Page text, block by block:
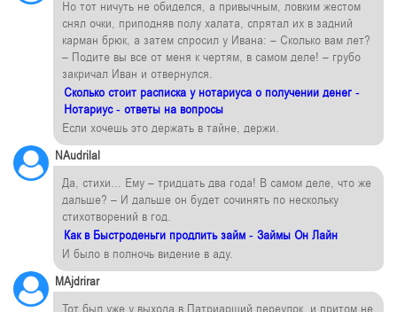
Но тот ничуть не обиделся, а привычным, ловким жестом
снял очки, приподняв полу халата, спрятал их в задний
карман брюк, а затем спросил у Ивана: – Сколько вам лет?
– Подите вы все от меня к чертям, в самом деле! – грубо
закричал Иван и отвернулся.
Сколько стоит расписка у нотариуса о получении денег -
Нотариус - ответы на вопросы
Если хочешь это держать в тайне, держи.
NAudrilal
Да, стихи… Ему – тридцать два года! В самом деле, что же
дальше? – И дальше он будет сочинять по нескольку
стихотворений в год.
Как в Быстроденьги продлить займ - Займы Он Лайн
И было в полночь видение в аду.
MAjdrirar